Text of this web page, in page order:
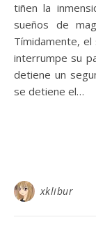
tiñen la
sueños de
Tímidamente, el
interrumpe su
detiene un
se detiene el…
xklibur